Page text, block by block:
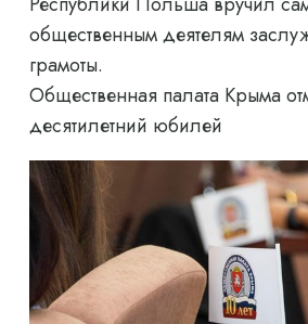
общественным деятелям
грамоты.
Общественная палата Крыма
десятилетний юбилей